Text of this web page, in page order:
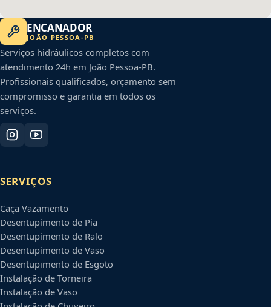
ENCANADOR
JOÃO PESSOA -PB
Serviços hidráulicos completos com
atendimento 24h em João Pessoa-PB.
Profissionais qualificados, orçamento sem
compromisso e garantia em todos os
serviços.
SERVIÇOS
Caça Vazamento
Desentupimento de Pia
Desentupimento de Ralo
Desentupimento de Vaso
Desentupimento de Esgoto
Instalação de Torneira
Instalação de Vaso